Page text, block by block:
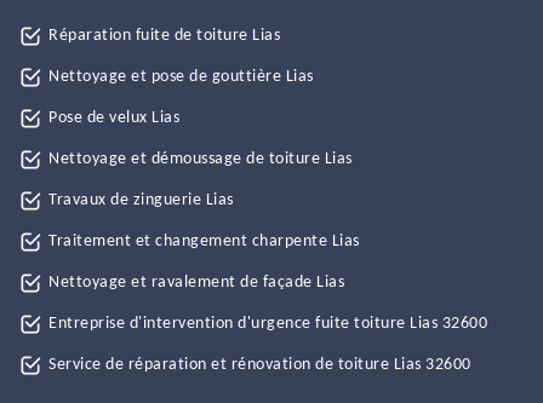
Réparation fuite de toiture Lias
Nettoyage et pose de gouttière Lias
Pose de velux Lias
Nettoyage et démoussage de toiture Lias
Travaux de zinguerie Lias
Traitement et changement charpente Lias
Nettoyage et ravalement de façade Lias
Entreprise d'intervention d'urgence fuite toiture Lias 32600
Service de réparation et rénovation de toiture Lias 32600